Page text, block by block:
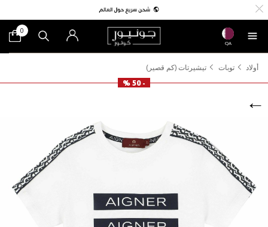
QA
0
أولاد توبات
تيشيرتات (كم قصير)
- 50 %